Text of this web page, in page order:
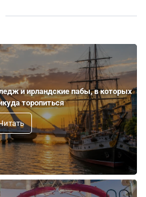
и ирландские пабы, в которых
торопиться